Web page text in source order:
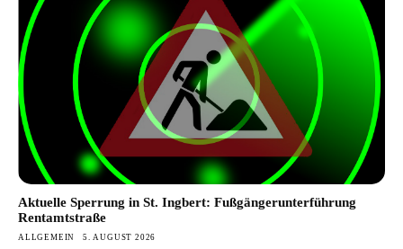
Aktuelle Sperrung in St. Ingbert: Fußgängerunterführung
Rentamtstraße
ALLGEMEIN 5. AUGUST 2026